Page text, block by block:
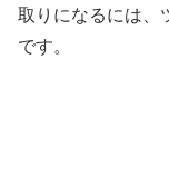
取りになるには、
です。